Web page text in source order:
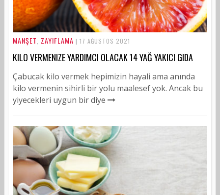
MANŞET ZAYIFLAMA | 17 AĞUSTOS 2021
KILO VERMENIZE YARDIMCI OLACAK 14 YAĞ YAKICI GIDA
Çabucak kilo vermek hepimizin hayali ama anında
kilo vermenin sihirli bir yolu maalesef yok. Ancak bu
yiyecekleri uygun bir diye